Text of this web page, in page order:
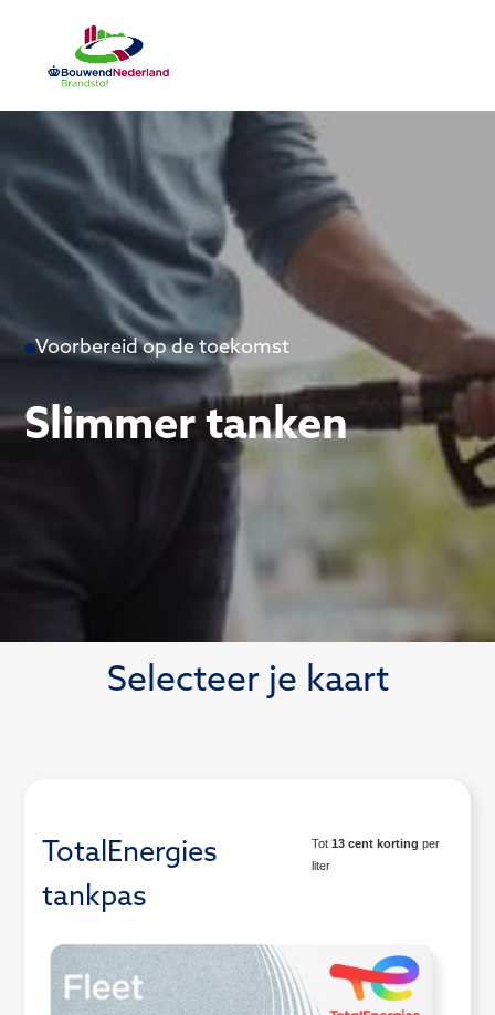
Voorbereid op de toekomst
Slimmer tanken
Selecteer je kaart
TotalEnergies
tankpas
Tot13 cent korting per
liter